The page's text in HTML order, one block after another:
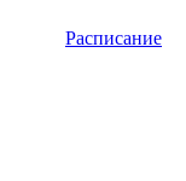
Расписание